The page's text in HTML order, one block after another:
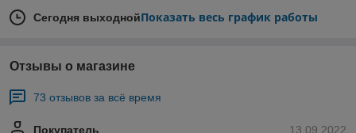
Сегодня выходнойПоказать весь график работы
Отзывы о магазине
73 отзывов за всё время
13.09.2022
Покупатель